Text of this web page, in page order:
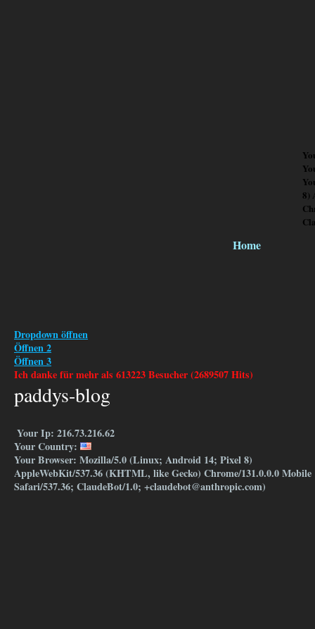
8)
Home
Dropdown öffnen
Öffnen 2
Öffnen 3
Ich danke für mehr als 613223 Besucher (2689507 Hits)
paddys-blog
Your Ip: 216.73.216.62
Your Country:
Your Browser: Mozilla/5.0 (Linux; Android 14; Pixel 8)
AppleWebKit/537.36 (KHTML, like Gecko) Chrome/131.0.0.0 Mobile
Safari/537.36; ClaudeBot/1.0; +claudebot@anthropic.com)